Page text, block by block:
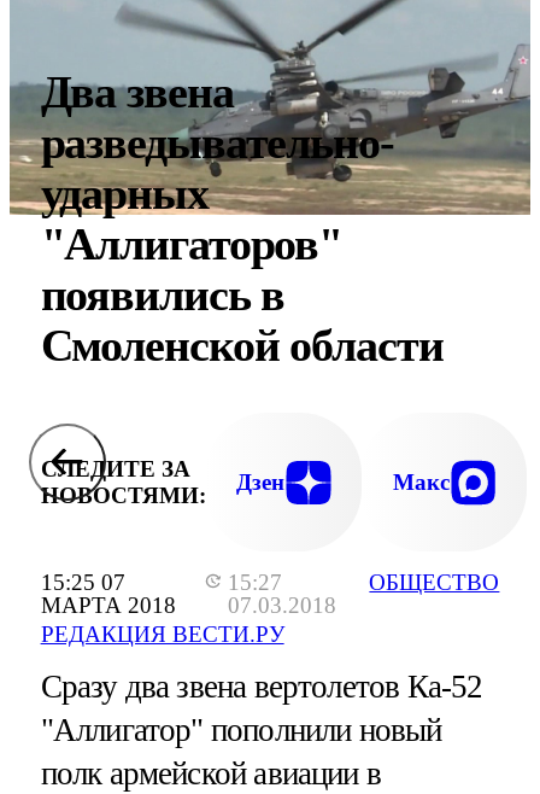
15:25 07
МАРТА 2018
15:27
07.03.2018
РЕДАКЦИЯ ВЕСТИ.РУ
ОБЩЕСТВО
Два звена
разведывательно-
ударных
"Аллигаторов"
появились в
Смоленской области
СЛЕДИТЕ ЗА
НОВОСТЯМИ:
Дзен Макс
Сразу два звена вертолетов Ка-52
"Аллигатор" пополнили новый
полк армейской авиации в